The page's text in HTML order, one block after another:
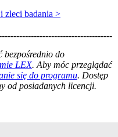
zleci badania >
bezpośrednio do
LEX. Aby móc przeglądać
się do programu. Dostęp
od posiadanych licencji.